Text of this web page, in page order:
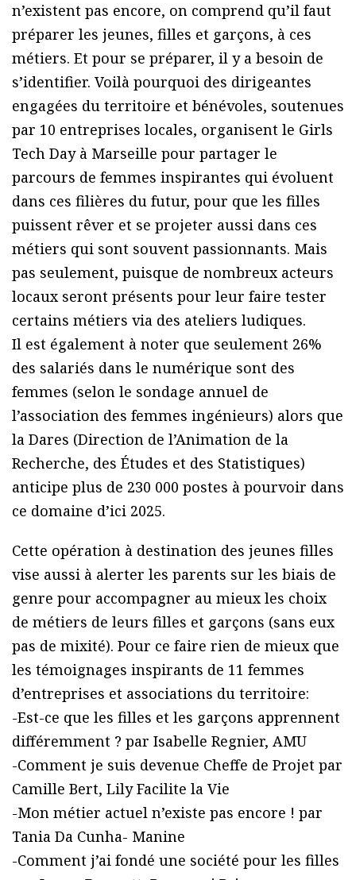
n’existent pas encore, on comprend qu’il faut
préparer les jeunes, filles et garçons, à ces
métiers. Et pour se préparer, il y a besoin de
s’identifier. Voilà pourquoi des dirigeantes
engagées du territoire et bénévoles, soutenues
par 10 entreprises locales, organisent le Girls
Tech Day à Marseille pour partager le
parcours de femmes inspirantes qui évoluent
dans ces filières du futur, pour que les filles
puissent rêver et se projeter aussi dans ces
métiers qui sont souvent passionnants. Mais
pas seulement, puisque de nombreux acteurs
locaux seront présents pour leur faire tester
certains métiers via des ateliers ludiques.
Il est également à noter que seulement 26%
des salariés dans le numérique sont des
femmes (selon le sondage annuel de
l’association des femmes ingénieurs) alors que
la Dares (Direction de l’Animation de la
Recherche, des Études et des Statistiques)
anticipe plus de 230 000 postes à pourvoir dans
ce domaine d’ici 2025.
Cette opération à destination des jeunes filles
vise aussi à alerter les parents sur les biais de
genre pour accompagner au mieux les choix
de métiers de leurs filles et garçons (sans eux
pas de mixité). Pour ce faire rien de mieux que
les témoignages inspirants de 11 femmes
d’entreprises et associations du territoire:
-Est-ce que les filles et les garçons apprennent
différemment ? par Isabelle Regnier, AMU
-Comment je suis devenue Cheffe de Projet par
Camille Bert, Lily Facilite la Vie
-Mon métier actuel n’existe pas encore ! par
Tania Da Cunha- Manine
-Comment j’ai fondé une société pour les filles